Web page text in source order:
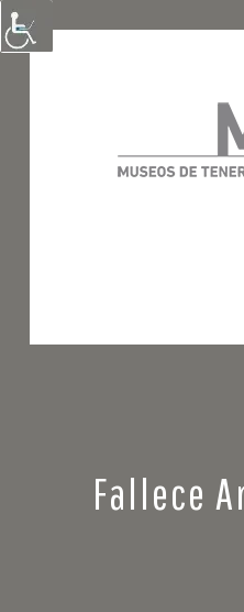
Fallece